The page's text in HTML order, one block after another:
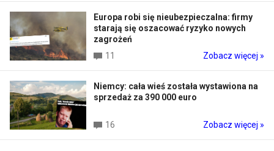
Europa robi się nieubezpieczalna: firmy
starają się oszacować ryzyko nowych
zagrożeń
11
Zobacz więcej »
Niemcy: cała wieś została wystawiona na
sprzedaż za 390 000 euro
16 Zobacz więcej »